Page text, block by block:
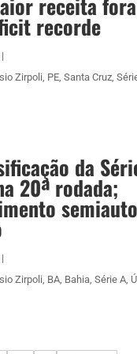
recorde
|
Zirpoli, PE, Santa Cruz,
da
20ª rodada;
|
Zirpoli, BA, Bahia, Série A,